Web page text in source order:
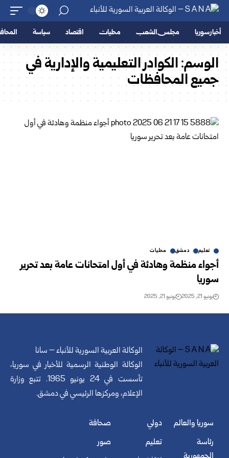
أخبار سوريا مجلس الشعب محليات اقتصاد سياسة
الوسم:الكوادر التعليمية والإدارية في
جميع المحافظات
تعليم دمشق محليات
أجواء منظمة وهادئة في أول امتحانات عامة بعد تحرير
سوريا
يونيو 21, 2025 يونيو 21, 2025
الوكالة العربية السورية للأنباء – سانا
الوكالة الوطنية الرسمية للأخبار في سوريا،
تأسست في 24 يونيو 1965. تتبع وزارة
الإعلام، ومركزها الرئيسي في دمشق.
سوريا والعالم
رئاسة
دولي
تعليم
صحافة
صور